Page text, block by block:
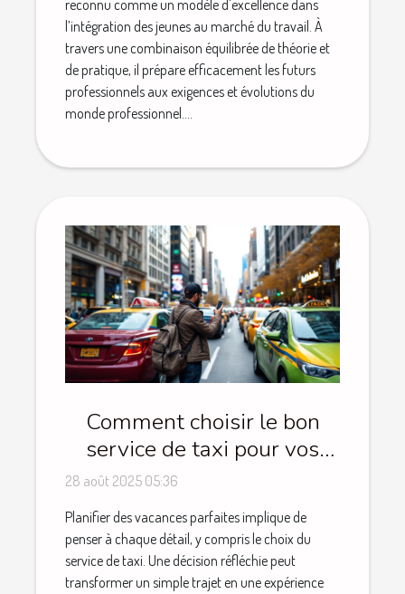
reconnu comme un modèle d'excellence dans
l’intégration des jeunes au marché du travail. À
travers une combinaison équilibrée de théorie et
de pratique, il prépare efficacement les futurs
professionnels aux exigences et évolutions du
monde professionnel....
Comment choisir le bon
service de taxi pour vos
vacances ?
28 août 2025 05:36
Planifier des vacances parfaites implique de
penser à chaque détail, y compris le choix du
service de taxi. Une décision réfléchie peut
transformer un simple trajet en une expérience